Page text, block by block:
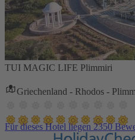
TUI MAGIC LIFE Plimmiri
Griechenland - Rhodos -
Für dieses Hotel liegen 2350